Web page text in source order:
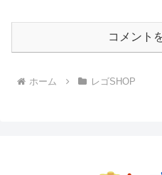
コメント
ホーム レゴSHOP